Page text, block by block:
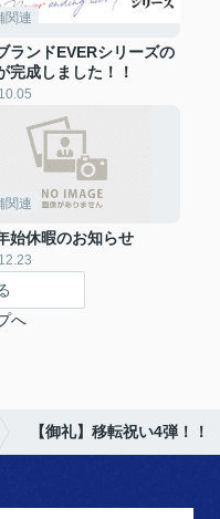
関連
ランドEVERシリーズの
完成しました！！
関連
始休暇のお知らせ
へ
【御礼】移転祝い4弾！！